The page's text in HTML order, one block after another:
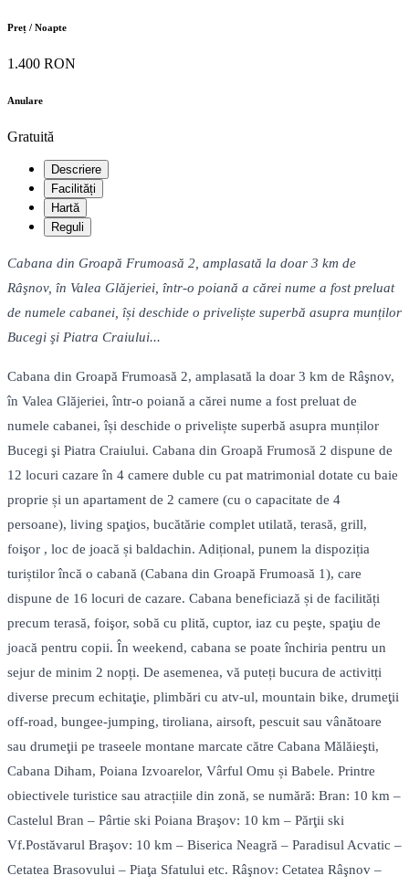
Preț / Noapte
1.400 RON
Anulare
Gratuită
Descriere
Facilități
Hartă
Reguli
Cabana din Groapă Frumoasă 2, amplasată la doar 3 km de
Râşnov, în Valea Glăjeriei, într-o poiană a cărei nume a fost preluat
de numele cabanei, își deschide o priveliște superbă asupra munților
Bucegi şi Piatra Craiului...
Cabana din Groapă Frumoasă 2, amplasată la doar 3 km de Râşnov,
în Valea Glăjeriei, într-o poiană a cărei nume a fost preluat de
numele cabanei, își deschide o priveliște superbă asupra munților
Bucegi şi Piatra Craiului. Cabana din Groapă Frumosă 2 dispune de
12 locuri cazare în 4 camere duble cu pat matrimonial dotate cu baie
proprie și un apartament de 2 camere (cu o capacitate de 4
persoane), living spaţios, bucătărie complet utilată, terasă, grill,
foişor , loc de joacă și baldachin. Adițional, punem la dispoziția
turiștilor încă o cabană (Cabana din Groapă Frumoasă 1), care
dispune de 16 locuri de cazare. Cabana beneficiază și de facilități
precum terasă, foişor, sobă cu plită, cuptor, iaz cu peşte, spaţiu de
joacă pentru copii. În weekend, cabana se poate închiria pentru un
sejur de minim 2 nopți. De asemenea, vă puteți bucura de activitți
diverse precum echitaţie, plimbări cu atv-ul, mountain bike, drumeţii
off-road, bungee-jumping, tiroliana, airsoft, pescuit sau vânătoare
sau drumeţii pe traseele montane marcate către Cabana Mălăieşti,
Cabana Diham, Poiana Izvoarelor, Vârful Omu și Babele. Printre
obiectivele turistice sau atracțiile din zonă, se numără: Bran: 10 km –
Castelul Bran – Pârtie ski Poiana Braşov: 10 km – Părţii ski
Vf.Postăvarul Braşov: 10 km – Biserica Neagră – Paradisul Acvatic –
Cetatea Brasovului – Piaţa Sfatului etc. Râşnov: Cetatea Râşnov –